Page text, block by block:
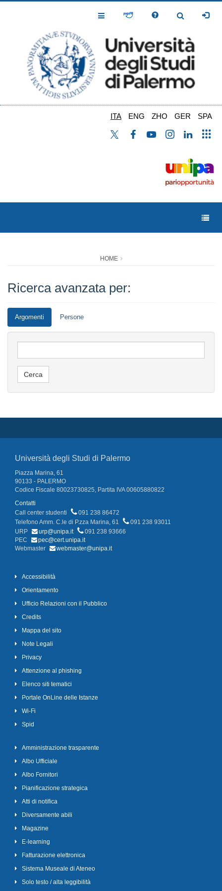
Toggle
Toggle
ITA ENG ZHO GER SPA
HOME
Ricerca avanzata per:
Argomenti Persone
Università degli Studi di Palermo
Piazza Marina, 61
90133 - PALERMO
Codice Fiscale 80023730825, Partita IVA 00605880822
Contatti
Call center studenti
091 238 86472
Telefono Amm. C.le di P.zza Marina, 61
091 238 93011
URP
urp@unipa.it
091 238 93666
PEC
pec@cert.unipa.it
Webmaster
webmaster@unipa.it
Accessibilità
Orientamento
Ufficio Relazioni con il Pubblico
Credits
Mappa del sito
Note Legali
Privacy
Attenzione al phishing
Elenco siti tematici
Portale OnLine delle Istanze
Wi-Fi
Spid
Amministrazione trasparente
Albo Ufficiale
Albo Fornitori
Pianificazione strategica
Atti di notifica
Diversamente abili
Magazine
E-learning
Fatturazione elettronica
Sistema Museale di Ateneo
Solo testo / alta leggibilità